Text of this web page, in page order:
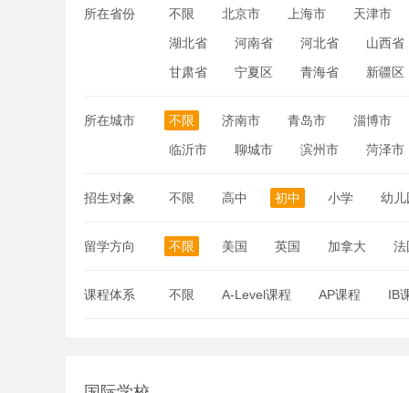
所在省份 不限 北京市 上海市
天津市
湖北省
河南省 河北省
山西省
甘肃省
宁夏区 青海省 新疆区
所在城市 不限 济南市 青岛市
淄博市
临沂市
聊城市 滨州市 菏泽市
招生对象 不限 高中 初中 小学 幼儿
留学方向 不限 美国 英国 加拿大 法
课程体系 不限 A-Level课程 AP课程 IB